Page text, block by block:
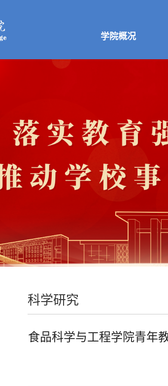
学院概况
科学研究
食品科学与工程学院青年